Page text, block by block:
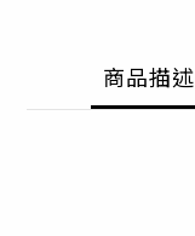
商品描述